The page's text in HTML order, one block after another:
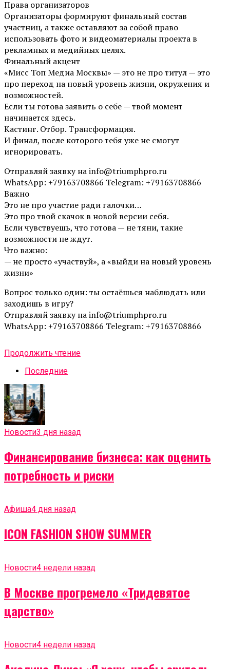
Права организаторов
Организаторы формируют финальный состав
участниц, а также оставляют за собой право
использовать фото и видеоматериалы проекта в
рекламных и медийных целях.
Финальный акцент
«Мисс Топ Медиа Москвы» — это не про титул — это
про переход на новый уровень жизни, окружения и
возможностей.
Если ты готова заявить о себе — твой момент
начинается здесь.
Кастинг. Отбор. Трансформация.
И финал, после которого тебя уже не смогут
игнорировать.
Отправляй заявку на info@triumphpro.ru
WhatsApp: +79163708866 Telegram: +79163708866
Важно
Это не про участие ради галочки…
Это про твой скачок в новой версии себя.
Если чувствуешь, что готова — не тяни, такие
возможности не ждут.
Что важно:
— не просто «участвуй», а «выйди на новый уровень
жизни»
Вопрос только один: ты остаёшься наблюдать или
заходишь в игру?
Отправляй заявку на info@triumphpro.ru
WhatsApp: +79163708866 Telegram: +79163708866
Продолжить чтение
Последние
Новости3 дня назад
Финансирование бизнеса: как оценить
потребность и риски
Афиша4 дня назад
ICON FASHION SHOW SUMMER
Новости4 недели назад
В Москве прогремело «Тридевятое
царство»
Новости4 недели назад